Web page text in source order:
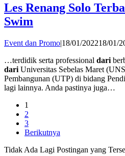
Les Renang Solo
Swim
Event dan Promo|18/01/202218/01/
…terdidik serta professional dari
dari Universitas Sebelas Maret
Pembangunan (UTP) di bidang
lagi lainnya. Anda pastinya juga…
1
2
3
Berikutnya
Tidak Ada Lagi Postingan yang